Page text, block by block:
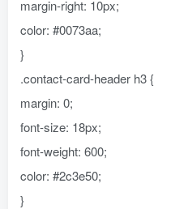
margin-right: 10px;
color: #0073aa;
}
.contact-card-header h3 {
margin: 0;
font-size: 18px;
font-weight: 600;
color: #2c3e50;
}